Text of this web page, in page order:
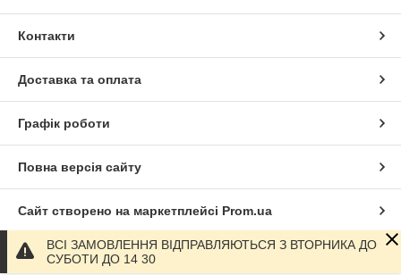
Контакти
Доставка та оплата
Графік роботи
Повна версія сайту
Сайт створено на маркетплейсі Prom.ua
Політика конфіденційності
ВСІ ЗАМОВЛЕННЯ ВІДПРАВЛЯЮТЬСЯ З ВТОРНИКА ДО
СУБОТИ ДО 14 30